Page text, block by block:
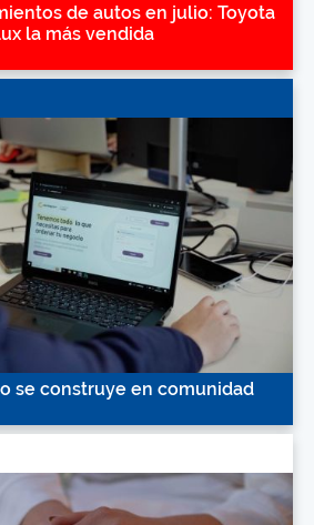
de autos en julio: Toyota
la más vendida
se construye en comunidad